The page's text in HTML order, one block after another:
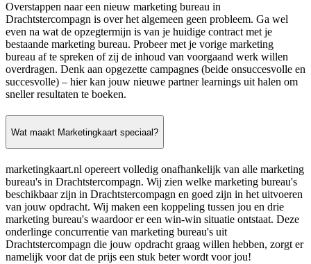
Overstappen naar een nieuw marketing bureau in
Drachtstercompagn is over het algemeen geen probleem. Ga wel
even na wat de opzegtermijn is van je huidige contract met je
bestaande marketing bureau. Probeer met je vorige marketing
bureau af te spreken of zij de inhoud van voorgaand werk willen
overdragen. Denk aan opgezette campagnes (beide onsuccesvolle en
succesvolle) – hier kan jouw nieuwe partner learnings uit halen om
sneller resultaten te boeken.
Wat maakt Marketingkaart speciaal?
marketingkaart.nl opereert volledig onafhankelijk van alle marketing
bureau's in Drachtstercompagn. Wij zien welke marketing bureau's
beschikbaar zijn in Drachtstercompagn en goed zijn in het uitvoeren
van jouw opdracht. Wij maken een koppeling tussen jou en drie
marketing bureau's waardoor er een win-win situatie ontstaat. Deze
onderlinge concurrentie van marketing bureau's uit
Drachtstercompagn die jouw opdracht graag willen hebben, zorgt er
namelijk voor dat de prijs een stuk beter wordt voor jou!